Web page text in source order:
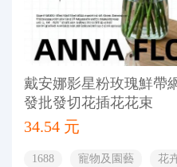
戴安娜影星粉玫瑰鮮帶
發批發切花插花花束
34.54 元
1688 寵物及園藝 花